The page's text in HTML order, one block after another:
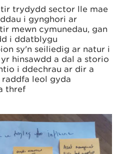
trydydd sector lle mae
i gynghori ar
mewn cymunedau, gan
i ddatblygu
sy'n seiliedig ar natur i
hinsawdd a dal a storio
i ddechrau ar dir a
leol gyda
thref